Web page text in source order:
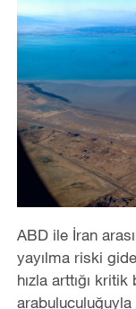
ABD ile İran
yayılma riski
hızla arttığı